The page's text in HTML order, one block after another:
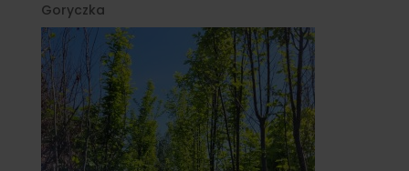
Goryczka